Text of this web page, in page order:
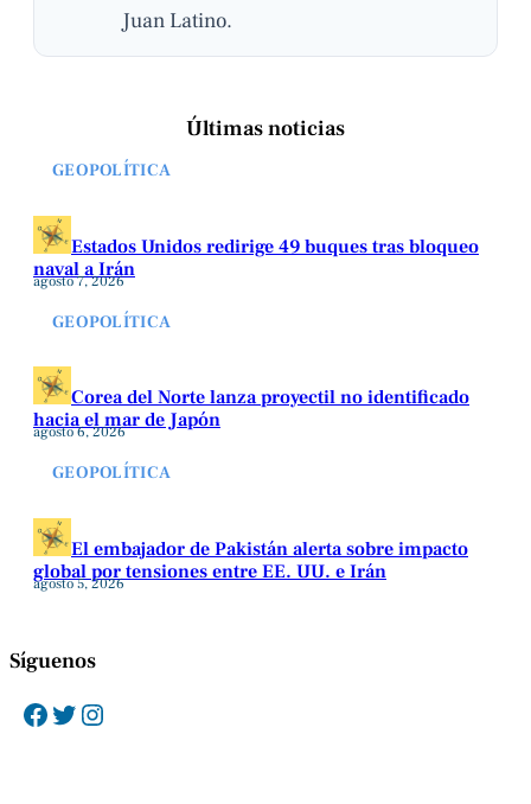
Juan Latino.
Últimas noticias
GEOPOLÍTICA
Estados Unidos redirige 49 buques tras bloqueo
naval a Irán
agosto 7, 2026
GEOPOLÍTICA
Corea del Norte lanza proyectil no identificado
hacia el mar de Japón
agosto 6, 2026
GEOPOLÍTICA
El embajador de Pakistán alerta sobre impacto
global por tensiones entre EE. UU. e Irán
agosto 5, 2026
Síguenos
Facebook Twitter Instagram